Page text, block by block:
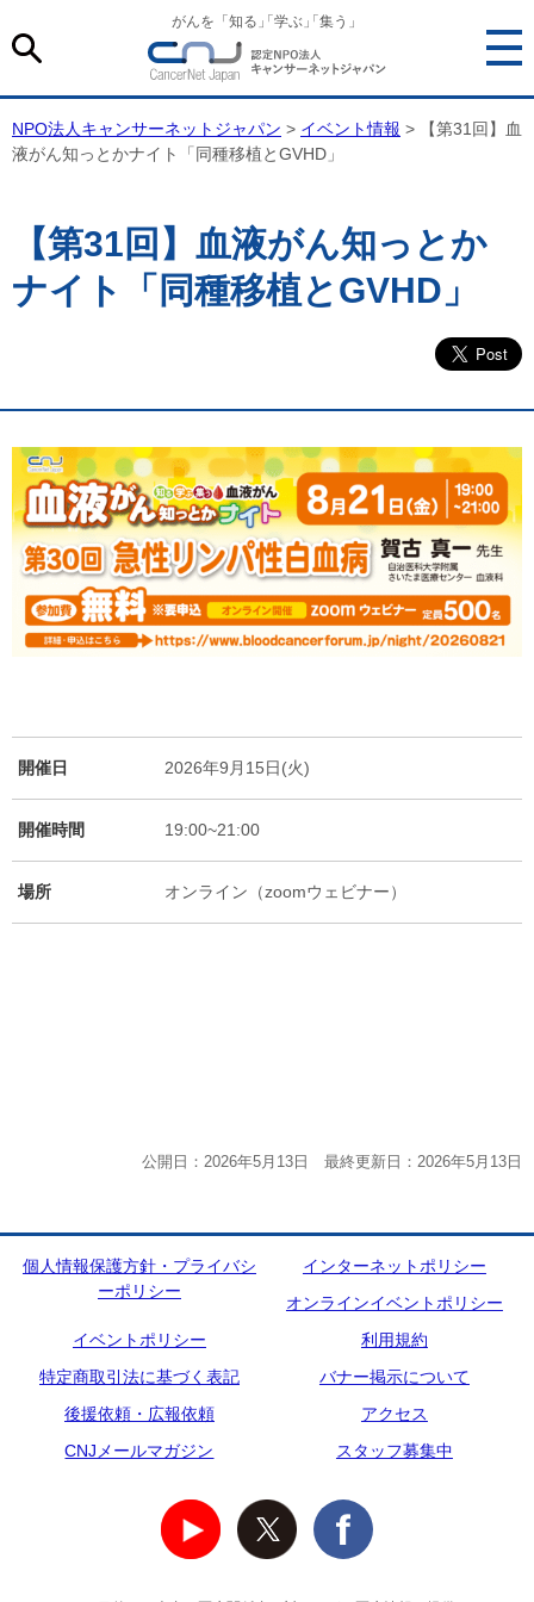
がんを「知る 「学ぶ 「集う」
NPO法人キャンサーネットジャパン > イベント情報 > 【第31回】血
液がん知っとかナイト「同種移植とGVHD」
【第31回】血液がん知っとか
ナイト「同種移植とGVHD」
開催日 2026年9月15日(火)
開催時間 19:00~21:00
場所 オンライン（zoomウェビナー）
公開日：2026年5月13日 最終更新日：2026年5月13日
個人情報保護方針・プライバシ
ーポリシー
インターネットポリシー
オンラインイベントポリシー
イベントポリシー
利用規約
特定商取引法に基づく表記
バナー掲示について
後援依頼・広報依頼
アクセス
CNJメールマガジン
スタッフ募集中